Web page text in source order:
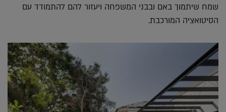
שמח שיתמוך באם ובבני המשפחה ויעזור להם להתמודד עם
הסיטואציה המורכבת.